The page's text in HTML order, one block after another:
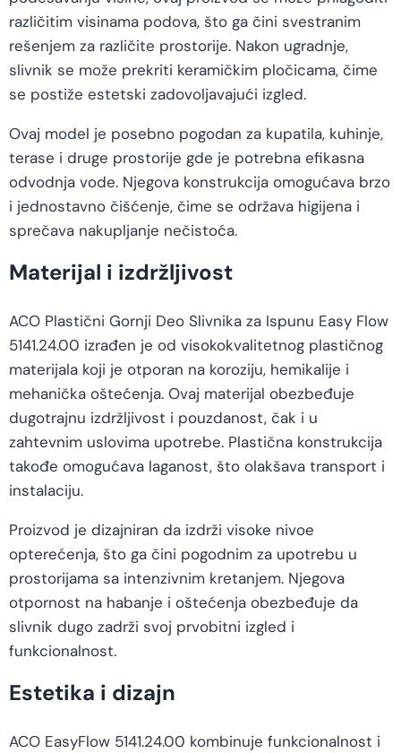
različitim visinama podova, što ga čini svestranim
rešenjem za različite prostorije. Nakon ugradnje,
slivnik se može prekriti keramičkim pločicama, čime
se postiže estetski zadovoljavajući izgled.
Ovaj model je posebno pogodan za kupatila, kuhinje,
terase i druge prostorije gde je potrebna efikasna
odvodnja vode. Njegova konstrukcija omogućava brzo
i jednostavno čišćenje, čime se održava higijena i
sprečava nakupljanje nečistoća.
Materijal i izdržljivost
ACO Plastični Gornji Deo Slivnika za Ispunu Easy Flow
5141.24.00 izrađen je od visokokvalitetnog plastičnog
materijala koji je otporan na koroziju, hemikalije i
mehanička oštećenja. Ovaj materijal obezbeđuje
dugotrajnu izdržljivost i pouzdanost, čak i u
zahtevnim uslovima upotrebe. Plastična konstrukcija
takođe omogućava laganost, što olakšava transport i
instalaciju.
Proizvod je dizajniran da izdrži visoke nivoe
opterećenja, što ga čini pogodnim za upotrebu u
prostorijama sa intenzivnim kretanjem. Njegova
otpornost na habanje i oštećenja obezbeđuje da
slivnik dugo zadrži svoj prvobitni izgled i
funkcionalnost.
Estetika i dizajn
ACO EasyFlow 5141.24.00 kombinuje funkcionalnost i